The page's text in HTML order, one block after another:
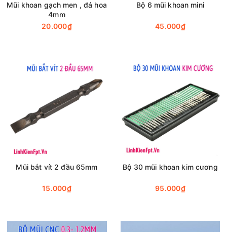
Mũi khoan gạch men , đá hoa
4mm
20.000₫
Bộ 6 mũi khoan mini
45.000₫
Mũi bắt vít 2 đầu 65mm
15.000₫
Bộ 30 mũi khoan kim cương
95.000₫